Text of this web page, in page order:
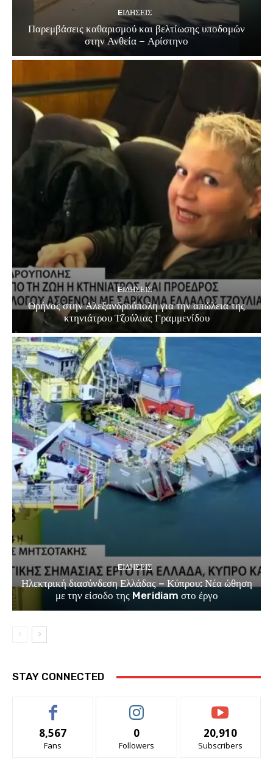
EΙΔΗΣΕΙΣ
Παρεμβάσεις καθαρισμού και βελτίωσης υποδομών
στην Ανθεία – Αρίστηνο
EΙΔΗΣΕΙΣ
Θρήνος στην Αλεξανδρούπολη για την απώλεια της
κτηνιάτρου Τζούλιας Γραμμενίδου
EΙΔΗΣΕΙΣ
Ηλεκτρική διασύνδεση Ελλάδας – Κύπρου: Νέα ώθηση
με την είσοδο της Meridiam στο έργο
STAY CONNECTED
8,567
Fans
0
Followers
20,910
Subscribers